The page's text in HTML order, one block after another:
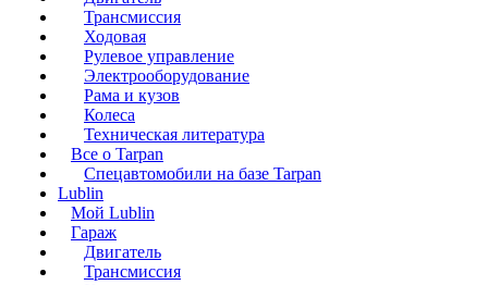
Трансмиссия
Ходовая
Рулевое управление
Электрооборудование
Рама и кузов
Колеса
Техническая литература
Все о Tarpan
Спецавтомобили на базе Tarpan
Lublin
Мой Lublin
Гараж
Двигатель
Трансмиссия